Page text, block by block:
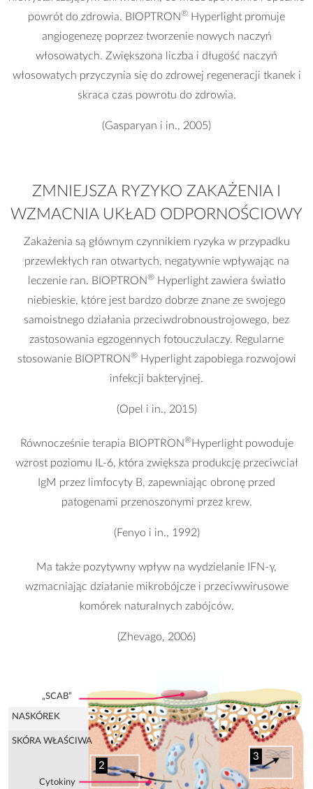
powrót do zdrowia. BIOPTRON® Hyperlight promuje
angiogenezę poprzez tworzenie nowych naczyń
włosowatych. Zwiększona liczba i długość naczyń
włosowatych przyczynia się do zdrowej regeneracji tkanek i
skraca czas powrotu do zdrowia.
(Gasparyan i in., 2005)
ZMNIEJSZA RYZYKO ZAKAŻENIA I
WZMACNIA UKŁAD ODPORNOŚCIOWY
Zakażenia są głównym czynnikiem ryzyka w przypadku
przewlekłych ran otwartych, negatywnie wpływając na
leczenie ran. BIOPTRON®Hyperlight zawiera światło
niebieskie, które jest bardzo dobrze znane ze swojego
samoistnego działania przeciwdrobnoustrojowego, bez
zastosowania egzogennych fotouczulaczy. Regularne
stosowanie BIOPTRON®Hyperlight zapobiega rozwojowi
infekcji bakteryjnej.
(Opel i in., 2015)
Równocześnie terapia BIOPTRON®Hyperlight powoduje
wzrost poziomu IL-6, która zwiększa produkcję przeciwciał
IgM przez limfocyty B, zapewniając obronę przed
patogenami przenoszonymi przez krew.
(Fenyo i in., 1992)
Ma także pozytywny wpływ na wydzielanie IFN-γ,
wzmacniając działanie mikrobójcze i przeciwwirusowe
komórek naturalnych zabójców.
(Zhevago, 2006)
„SCAB”
NASKÓREK
SKÓRA WŁAŚCIWA
Cytokiny
2
3